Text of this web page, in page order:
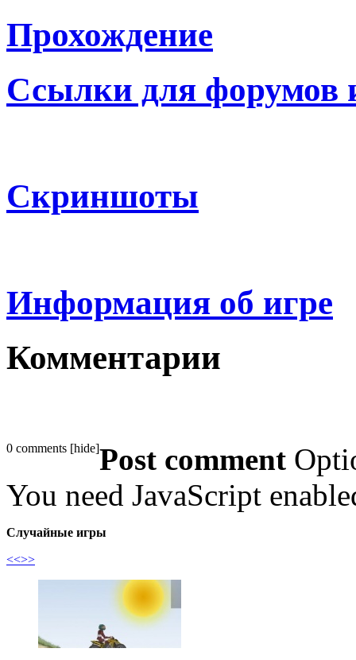
Прохождение
Ссылки для форумов
Скриншоты
Информация об игре
Комментарии
0 comments [hide]Post comment
You need JavaScript
Случайные игры
<<>>